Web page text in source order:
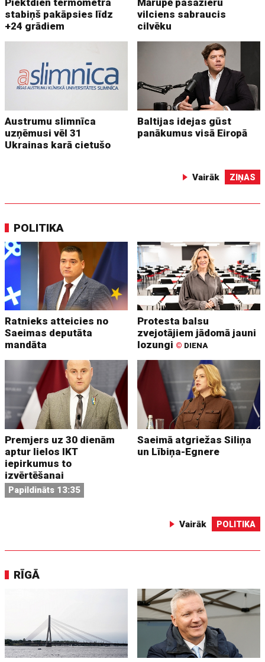
stabiņš pakāpsies līdz
+24 grādiem
vilciens sabraucis
cilvēku
Austrumu slimnīca
uzņēmusi vēl 31
Ukrainas karā cietušo
Baltijas idejas gūst
panākumus visā Eiropā
Vairāk ZIŅAS
POLITIKA
Ratnieks atteicies no
Saeimas deputāta
mandāta
Protesta balsu
zvejotājiem jādomā jauni
lozungi © DIENA
Premjers uz 30 dienām
aptur lielos IKT
iepirkumus to
izvērtēšanai
Papildināts 13:35
Saeimā atgriežas Siliņa
un Lībiņa-Egnere
Vairāk POLITIKA
RĪGĀ